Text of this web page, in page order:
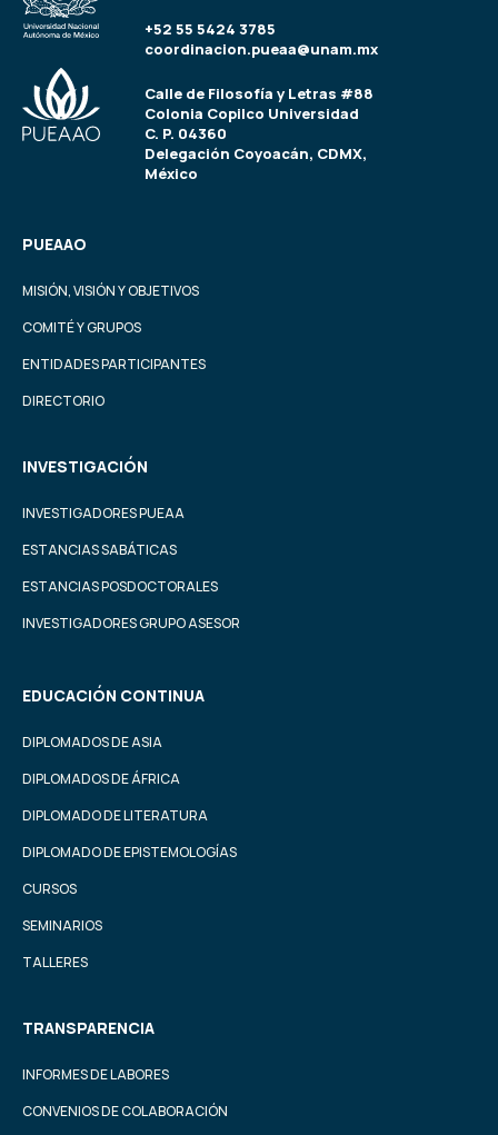
+52 55 5424 3785
coordinacion.pueaa@unam.mx
Calle de Filosofía y Letras #88
Colonia Copilco Universidad
C. P. 04360
Delegación Coyoacán, CDMX,
México
PUEAAO
MISIÓN, VISIÓN Y OBJETIVOS
COMITÉ Y GRUPOS
ENTIDADES PARTICIPANTES
DIRECTORIO
INVESTIGACIÓN
INVESTIGADORES PUEAA
ESTANCIAS SABÁTICAS
ESTANCIAS POSDOCTORALES
INVESTIGADORES GRUPO ASESOR
EDUCACIÓN CONTINUA
DIPLOMADOS DE ASIA
DIPLOMADOS DE ÁFRICA
DIPLOMADO DE LITERATURA
DIPLOMADO DE EPISTEMOLOGÍAS
CURSOS
SEMINARIOS
TALLERES
TRANSPARENCIA
INFORMES DE LABORES
CONVENIOS DE COLABORACIÓN